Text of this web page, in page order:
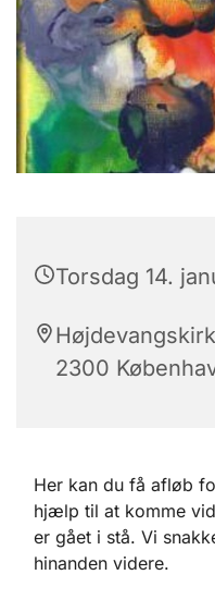
Torsdag 14.
2300
Her kan du få afløb
hjælp til at komme
er gået i stå. Vi
hinanden videre.